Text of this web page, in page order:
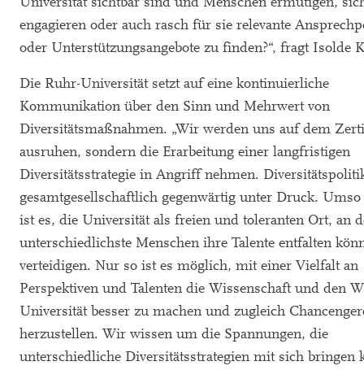
engagieren oder auch rasch für sie relevante
oder Unterstützungsangebote zu finden?“, fragt Isolde
Die Ruhr-Universität setzt auf eine kontinuierliche
Kommunikation über den Sinn und Mehrwert von
Diversitätsmaßnahmen. „Wir werden uns auf dem
ausruhen, sondern die Erarbeitung einer langfristigen
Diversitätsstrategie in Angriff nehmen.
gesamtgesellschaftlich gegenwärtig unter Druck.
ist es, die Universität als freien und toleranten Ort, an
unterschiedlichste Menschen ihre Talente entfalten
verteidigen. Nur so ist es möglich, mit einer Vielfalt an
Perspektiven und Talenten die Wissenschaft und den
Universität besser zu machen und zugleich
herzustellen. Wir wissen um die Spannungen, die
unterschiedliche Diversitätsstrategien mit sich bringen